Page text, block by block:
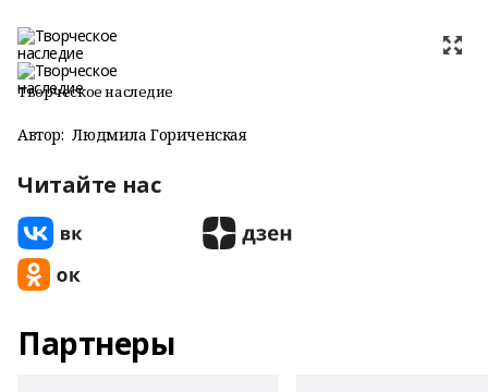
Творческое наследие
Автор: Людмила Гориченская
Читайте нас
Партнеры